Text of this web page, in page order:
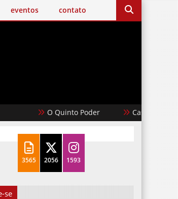
eventos contato
O Quinto Poder Casablanca
3565 2056 1593
se